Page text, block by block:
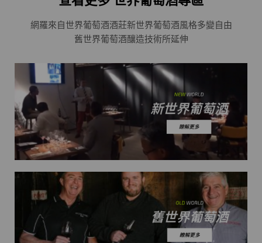
網羅來自世界葡萄酒酒莊新世界葡萄酒風格多變自由
舊世界葡萄酒釀造技術所延伸